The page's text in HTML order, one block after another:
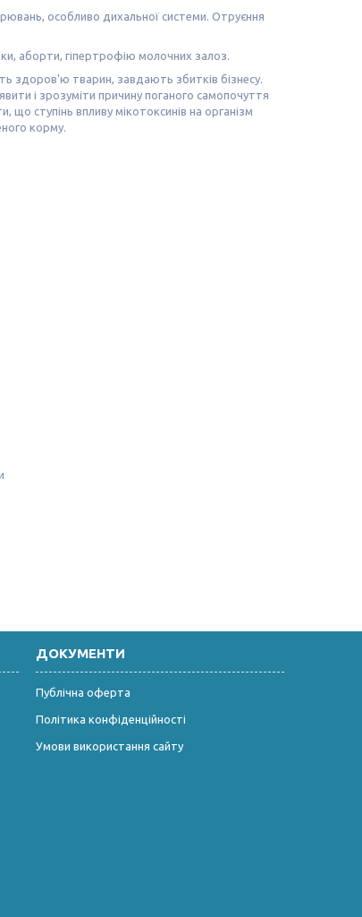
особливо дихальної системи. Отруєння
аборти, гіпертрофію молочних залоз.
здоров'ю тварин, завдають збитків бізнесу.
і зрозуміти причину поганого самопочуття
ступінь впливу мікотоксинів на організм
корму.
ДОКУМЕНТИ
Публічна оферта
Політика конфіденційності
Умови використання сайту